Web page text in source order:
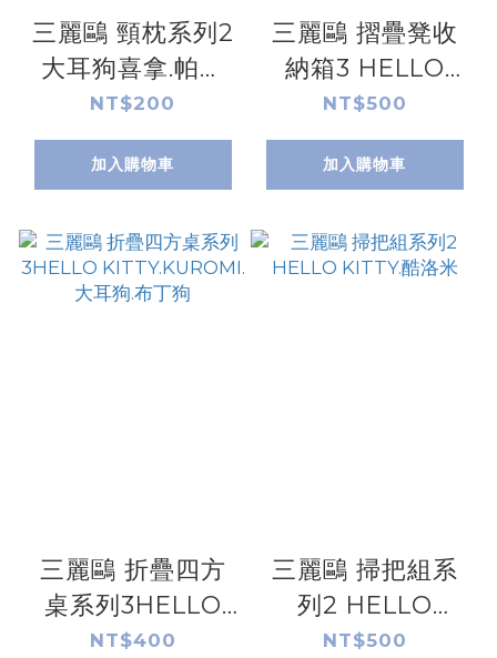
三麗鷗 頸枕系列2
大耳狗喜拿.帕洽
狗.人魚漢
頓.HELLO KITTY.
酷洛米.布丁狗.美
NT$200
加入購物車
三麗鷗 摺疊凳收
納箱3 HELLO
KITTY.大耳狗.布
丁狗.美樂蒂&酷洛
米
NT$500
加入購物車
三麗鷗 折疊四方
桌系列3HELLO
KITTY.KUROMI.
NT$400
三麗鷗 掃把組系
列2 HELLO
KITTY.酷洛米
NT$500